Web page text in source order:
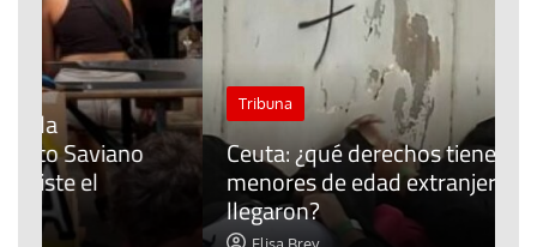
Tribuna
Ceuta: ¿qué derechos tienen los
menores de edad extranjeros que
llegaron?